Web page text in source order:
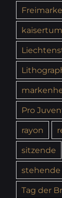
kaisertum
Pro
rayon
sitzende
stehende
Tag der